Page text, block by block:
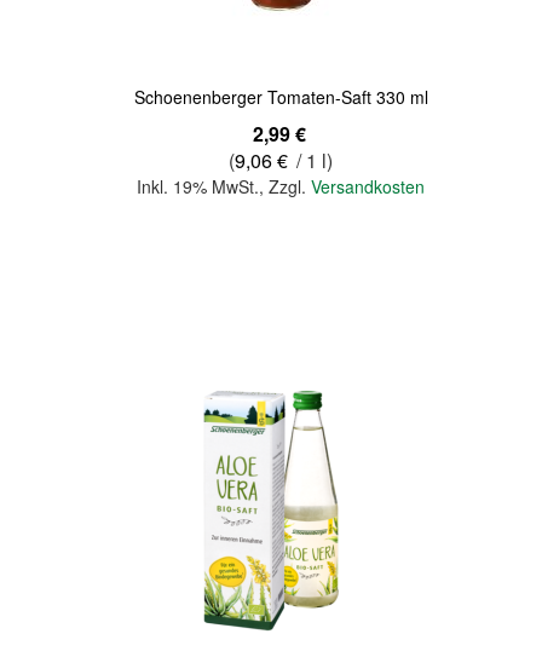
Schoenenberger Tomaten-Saft 330 ml
2,99 €
(9,06 € / 1 l)
Inkl. 19% MwSt.,Zzgl.Versandkosten